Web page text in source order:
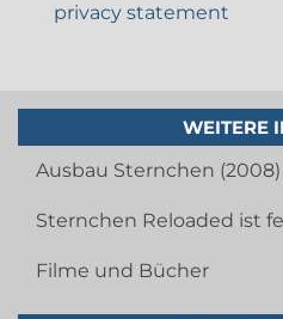
privacy statement
WEITERE
Ausbau Sternchen (2008)
Sternchen Reloaded ist
Filme und Bücher